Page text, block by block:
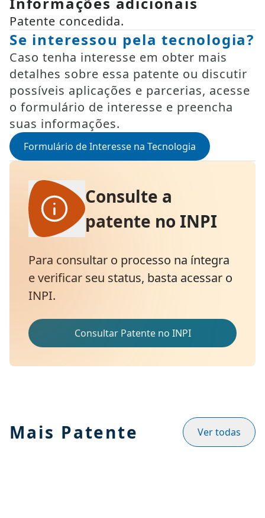
Patente concedida.
Se interessou pela tecnologia?
Caso tenha interesse em obter mais
detalhes sobre essa patente ou discutir
possíveis aplicações e parcerias, acesse
o formulário de interesse e preencha
suas informações.
Formulário de Interesse na Tecnologia
Consulte a
patente no INPI
Para consultar o processo na íntegra
e verificar seu status, basta acessar o
INPI.
Consultar Patente no INPI
Mais Patente Ver todas